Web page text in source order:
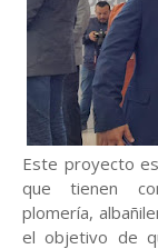
Este proyecto
que tienen
plomería,
el objetivo de